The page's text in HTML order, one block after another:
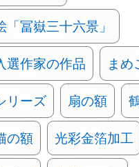
「冨嶽三十六景」
選作家の作品 まめ
リーズ 扇の額
の額 光彩金箔加工